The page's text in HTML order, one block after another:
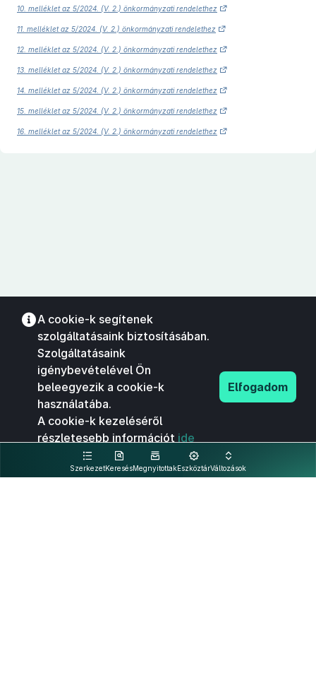
10. melléklet az 5/2024. (V. 2.) önkormányzati rendelethez
11. melléklet az 5/2024. (V. 2.) önkormányzati rendelethez
12. melléklet az 5/2024. (V. 2.) önkormányzati rendelethez
13. melléklet az 5/2024. (V. 2.) önkormányzati rendelethez
14. melléklet az 5/2024. (V. 2.) önkormányzati rendelethez
15. melléklet az 5/2024. (V. 2.) önkormányzati rendelethez
16. melléklet az 5/2024. (V. 2.) önkormányzati rendelethez
SzerkezetKeresésMegnyitottakEszköztárVáltozások
A cookie-k segítenek
szolgáltatásaink biztosításában.
Szolgáltatásaink
igénybevételével Ön
beleegyezik a cookie-k
használatába.
A cookie-k kezeléséről
részletesebb információt ide
kattintva olvashat.
Elfogadom